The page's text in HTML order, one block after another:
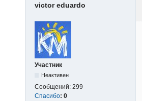
victor eduardo
Участник
Неактивен
Сообщений: 299
Спасибо: 0